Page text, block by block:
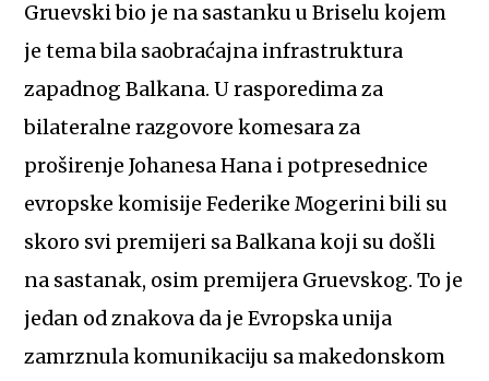
Gruevski bio je na sastanku u Briselu kojem
je tema bila saobraćajna infrastruktura
zapadnog Balkana. U rasporedima za
bilateralne razgovore komesara za
proširenje Johanesa Hana i potpresednice
evropske komisije Federike Mogerini bili su
skoro svi premijeri sa Balkana koji su došli
na sastanak, osim premijera Gruevskog. To je
jedan od znakova da je Evropska unija
zamrznula komunikaciju sa makedonskom